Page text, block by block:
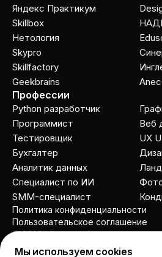
Яндекс Практикум
Skillbox
Нетология
Skypro
Skillfactory
Geekbrains
Профессии
Python разработчик
Программист
Тестировщик
Бухгалтер
Аналитик данных
Специалист по ИИ
SMM-специалист
Веб
UX
© 2026 allcourses.io
Пользовательское соглашение
Политика конфиденциальности
Мы используем cookies